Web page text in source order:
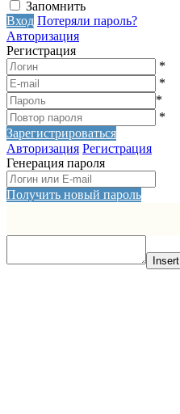
Запомнить
Вход Потеряли пароль?
Авторизация
Регистрация
*
*
*
*
Зарегистрироваться
Авторизация Регистрация
Генерация пароля
Получить новый пароль
Insert